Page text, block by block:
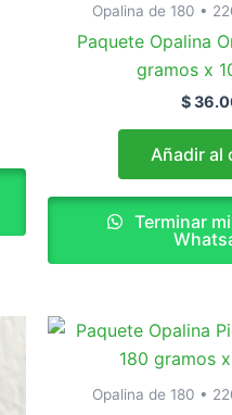
Opalina de 180 •
Paquete Opalina
gramos x
$
Añadir al
Terminar
Opalina de 180 •